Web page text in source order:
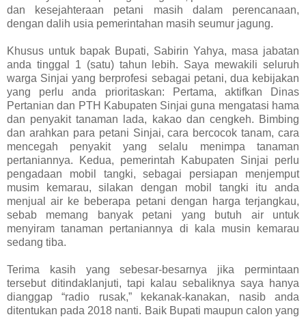
dan kesejahteraan petani masih dalam perencanaan,
dengan dalih usia pemerintahan masih seumur jagung.
Khusus untuk bapak Bupati, Sabirin Yahya, masa jabatan
anda tinggal 1 (satu) tahun lebih. Saya mewakili seluruh
warga Sinjai yang berprofesi sebagai petani, dua kebijakan
yang perlu anda prioritaskan: Pertama, aktifkan Dinas
Pertanian dan PTH Kabupaten Sinjai guna mengatasi hama
dan penyakit tanaman lada, kakao dan cengkeh. Bimbing
dan arahkan para petani Sinjai, cara bercocok tanam, cara
mencegah penyakit yang selalu menimpa tanaman
pertaniannya. Kedua, pemerintah Kabupaten Sinjai perlu
pengadaan mobil tangki, sebagai persiapan menjemput
musim kemarau, silakan dengan mobil tangki itu anda
menjual air ke beberapa petani dengan harga terjangkau,
sebab memang banyak petani yang butuh air untuk
menyiram tanaman pertaniannya di kala musin kemarau
sedang tiba.
Terima kasih yang sebesar-besarnya jika permintaan
tersebut ditindaklanjuti, tapi kalau sebaliknya saya hanya
dianggap “radio rusak,” kekanak-kanakan, nasib anda
ditentukan pada 2018 nanti. Baik Bupati maupun calon yang